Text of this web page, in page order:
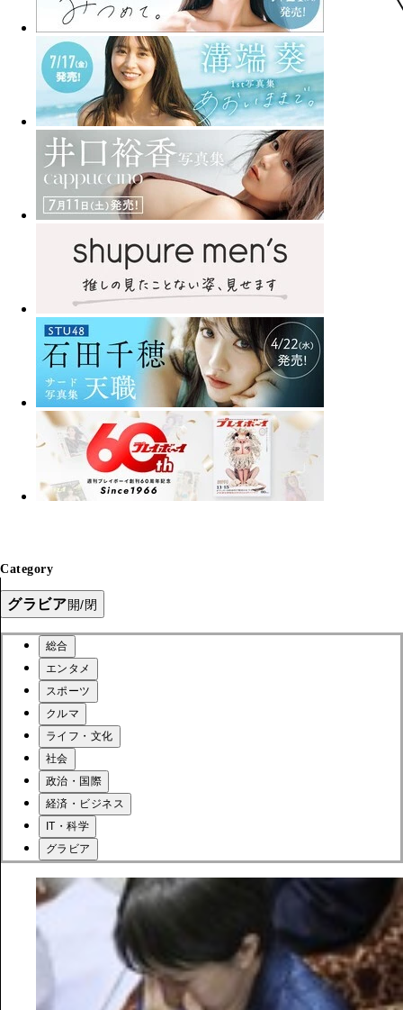
Category
グラビア開/閉
総合
エンタメ
スポーツ
クルマ
ライフ・文化
社会
政治・国際
経済・ビジネス
IT・科学
グラビア